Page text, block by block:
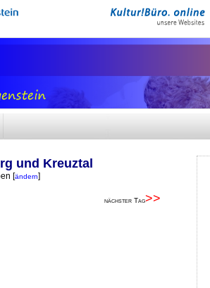
und Kreuztal
[ändern]
nächster Tag>>